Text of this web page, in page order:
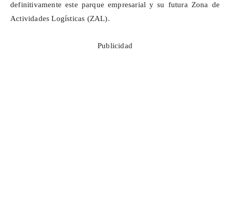
definitivamente este parque empresarial y su futura Zona de
Actividades Logísticas (ZAL).
Publicidad